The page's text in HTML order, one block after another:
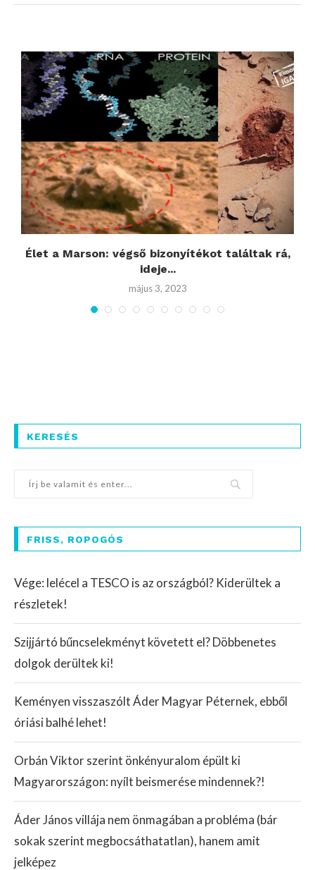
Élet a Marson: végső bizonyítékot találtak rá,
ideje...
május 3, 2023
KERESÉS
FRISS, ROPOGÓS
Vége: lelécel a TESCO is az országból? Kiderültek a
részletek!
Szijjártó bűncselekményt követett el? Döbbenetes
dolgok derültek ki!
Keményen visszaszólt Áder Magyar Péternek, ebből
óriási balhé lehet!
Orbán Viktor szerint önkényuralom épült ki
Magyarországon: nyílt beismerése mindennek?!
Áder János villája nem önmagában a probléma (bár
sokak szerint megbocsáthatatlan), hanem amit
jelképez